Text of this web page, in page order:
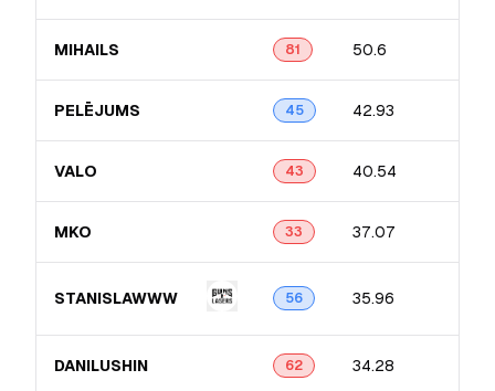
MIHAILS 81 50.6
PELĒJUMS 45 42.93
VALO 43 40.54
MKO 33 37.07
STANISLAWWW 56 35.96
DANILUSHIN 62 34.28